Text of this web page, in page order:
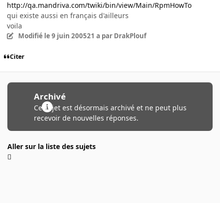
http://qa.mandriva.com/twiki/bin/view/Main/RpmHowTo
qui existe aussi en français d'ailleurs
voila
Modifié le 9 juin 200521 a par DrakPlouf
Citer
Archivé
Ce sujet est désormais archivé et ne peut plus
recevoir de nouvelles réponses.
Aller sur la liste des sujets